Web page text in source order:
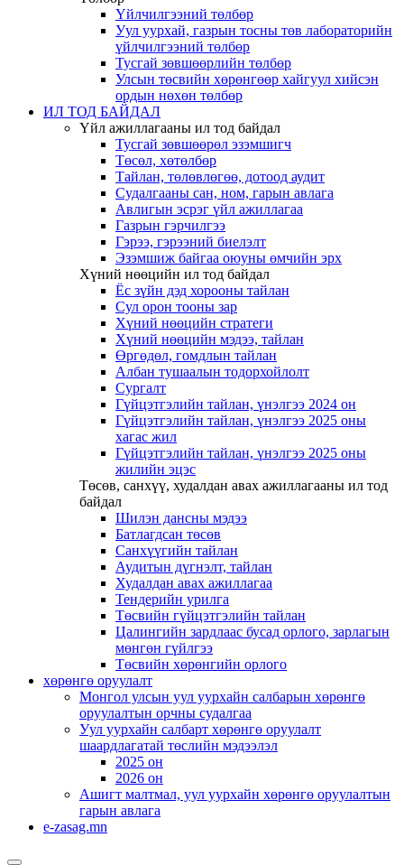
Үйлчилгээний төлбөр
Уул уурхай, газрын тосны төв лабораторийн
үйлчилгээний төлбөр
Тусгай зөвшөөрлийн төлбөр
Улсын төсвийн хөрөнгөөр хайгуул хийсэн
ордын нөхөн төлбөр
ИЛ ТОД БАЙДАЛ
Үйл ажиллагааны ил тод байдал
Тусгай зөвшөөрөл эзэмшигч
Төсөл, хөтөлбөр
Тайлан, төлөвлөгөө, дотоод аудит
Судалгааны сан, ном, гарын авлага
Авлигын эсрэг үйл ажиллагаа
Газрын гэрчилгээ
Гэрээ, гэрээний биелэлт
Эзэмшиж байгаа оюуны өмчийн эрх
Хүний нөөцийн ил тод байдал
Ёс зүйн дэд хорооны тайлан
Сул орон тооны зар
Хүний нөөцийн стратеги
Хүний нөөцийн мэдээ, тайлан
Өргөдөл, гомдлын тайлан
Албан тушаалын тодорхойлолт
Сургалт
Гүйцэтгэлийн тайлан, үнэлгээ 2024 он
Гүйцэтгэлийн тайлан, үнэлгээ 2025 оны
хагас жил
Гүйцэтгэлийн тайлан, үнэлгээ 2025 оны
жилийн эцэс
Төсөв, санхүү, худалдан авах ажиллагааны ил тод
байдал
Шилэн дансны мэдээ
Батлагдсан төсөв
Санхүүгийн тайлан
Аудитын дүгнэлт, тайлан
Худалдан авах ажиллагаа
Тендерийн урилга
Төсвийн гүйцэтгэлийн тайлан
Цалингийн зардлаас бусад орлого, зарлагын
мөнгөн гүйлгээ
Төсвийн хөрөнгийн орлого
хөрөнгө оруулалт
Монгол улсын уул уурхайн салбарын хөрөнгө
оруулалтын орчны судалгаа
Уул уурхайн салбарт хөрөнгө оруулалт
шаардлагатай төслийн мэдээлэл
2025 он
2026 он
Ашигт малтмал, уул уурхайн хөрөнгө оруулалтын
гарын авлага
e-zasag.mn